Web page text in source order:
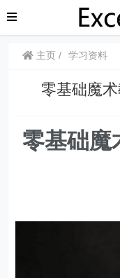
主页 学习资料
零基础魔
零基础魔